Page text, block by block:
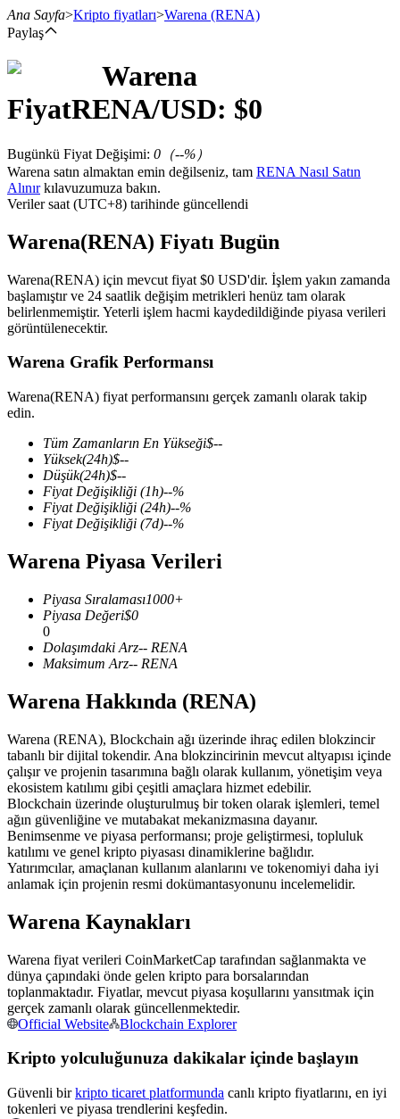
Teminat olarak USDT kullanan vadeli işlemler
COIN-M Vadeli İşlemleri
Kripto Para Vadeli İşlemleri
Hisse senetleri, döviz, değerli metaller ve emtia türevleri
USDC Vadeli İşlemleri
USDC'yi teminat olarak kullanan vadeli işlemler
Kopya Ticaret
En iyi traderlarla güçlerinizi birleştirin
Ana Sayfa>Kripto fiyatları>Warena (RENA)
Paylaş
Warena
FiyatRENA/USD: $0
Bugünkü Fiyat Değişimi: 0 （--%）
Warena satın almaktan emin değilseniz, tam RENA Nasıl Satın
Alınırkılavuzumuza bakın.
Veriler saat (UTC+8) tarihinde güncellendi
Warena(RENA) Fiyatı Bugün
Warena(RENA) için mevcut fiyat $0 USD'dir. İşlem yakın zamanda
başlamıştır ve 24 saatlik değişim metrikleri henüz tam olarak
belirlenmemiştir. Yeterli işlem hacmi kaydedildiğinde piyasa verileri
görüntülenecektir.
Warena Grafik Performansı
Warena(RENA) fiyat performansını gerçek zamanlı olarak takip
edin.
Tüm Zamanların En Yükseği$--
Yüksek(24h)$--
Düşük(24h)$--
Fiyat Değişikliği (1h)--%
Fiyat Değişikliği (24h)--%
Fiyat Değişikliği (7d)--%
Warena Piyasa Verileri
Piyasa Sıralaması1000+
Piyasa Değeri$0
0
Dolaşımdaki Arz-- RENA
Maksimum Arz-- RENA
Warena Hakkında (RENA)
Warena (RENA), Blockchain ağı üzerinde ihraç edilen blokzincir
tabanlı bir dijital tokendir. Ana blokzincirinin mevcut altyapısı içinde
çalışır ve projenin tasarımına bağlı olarak kullanım, yönetişim veya
ekosistem katılımı gibi çeşitli amaçlara hizmet edebilir.
Blockchain üzerinde oluşturulmuş bir token olarak işlemleri, temel
ağın güvenliğine ve mutabakat mekanizmasına dayanır.
Benimsenme ve piyasa performansı; proje geliştirmesi, topluluk
katılımı ve genel kripto piyasası dinamiklerine bağlıdır.
Yatırımcılar, amaçlanan kullanım alanlarını ve tokenomiyi daha iyi
anlamak için projenin resmi dokümantasyonunu incelemelidir.
Warena Kaynakları
Warena fiyat verileri CoinMarketCap tarafından sağlanmakta ve
dünya çapındaki önde gelen kripto para borsalarından
toplanmaktadır. Fiyatlar, mevcut piyasa koşullarını yansıtmak için
gerçek zamanlı olarak güncellenmektedir.
Official Website
Blockchain Explorer
Kripto yolculuğunuza dakikalar içinde başlayın
Güvenli birkripto ticaret platformunda canlı kripto fiyatlarını, en iyi
tokenleri ve piyasa trendlerini keşfedin.